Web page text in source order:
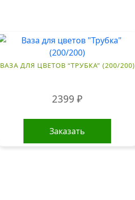
ВАЗА ДЛЯ ЦВЕТОВ “ТРУБКА” (200/200)
2399 ₽
Заказать